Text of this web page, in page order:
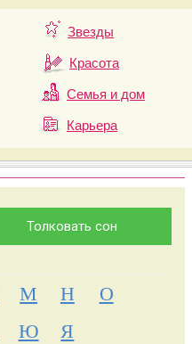
Звезды
Красота
Семья и дом
Карьера
М Н
О
Ю Я